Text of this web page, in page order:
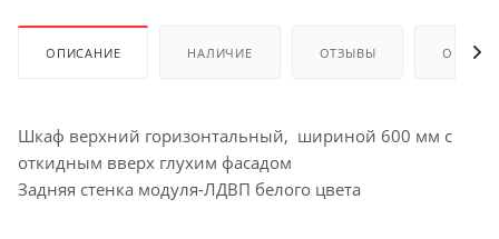
ОПИСАНИЕ НАЛИЧИЕ ОТЗЫВЫ ОПЛАТА
Шкаф верхний горизонтальный, шириной 600 мм с
откидным вверх глухим фасадом
Задняя стенка модуля-ЛДВП белого цвета